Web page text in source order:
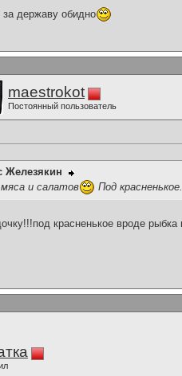
за державу обидно
maestrokot
Постоянный пользователь
Железякин
и салатов
Под красненькое.
красненькое вроде рыбка